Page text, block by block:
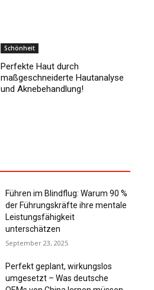
Schönheit
Perfekte Haut durch
maßgeschneiderte Hautanalyse
und Aknebehandlung!
Führen im Blindflug: Warum 90 %
der Führungskräfte ihre mentale
Leistungsfähigkeit
unterschätzen
September 23, 2025
Perfekt geplant, wirkungslos
umgesetzt – Was deutsche